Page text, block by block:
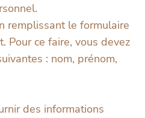
remplissant le formulaire
Pour ce faire, vous devez
: nom, prénom,
des informations